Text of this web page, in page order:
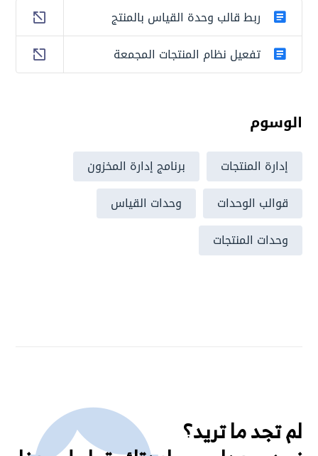
ربط قالب وحدة القياس بالمنتج
تفعيل نظام المنتجات المجمعة
الوسوم
إدارة المنتجات
برنامج إدارة المخزون
قوالب الوحدات
وحدات القياس
وحدات المنتجات
لم تجد ما تريد؟